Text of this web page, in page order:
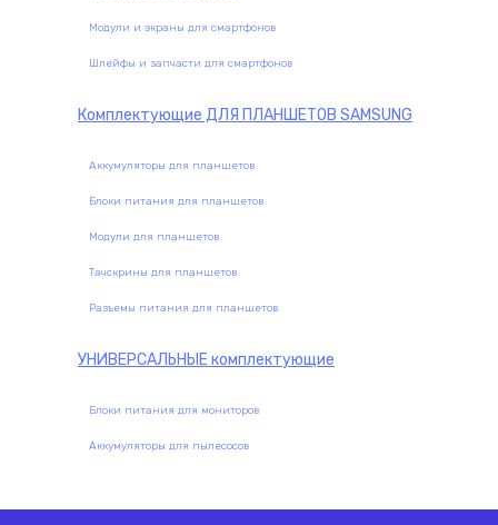
Модули и экраны для смартфонов
Шлейфы и запчасти для смартфонов
Комплектующие ДЛЯ ПЛАНШЕТОВ SAMSUNG
Аккумуляторы для планшетов
Блоки питания для планшетов
Модули для планшетов
Тачскрины для планшетов
Разъемы питания для планшетов
УНИВЕРСАЛЬНЫЕкомплектующие
Блоки питания для мониторов
Аккумуляторы для пылесосов